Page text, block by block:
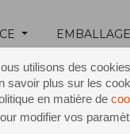
utilisons des
savoir plus sur les
en matière de
modifier vos
EMBALLAGE